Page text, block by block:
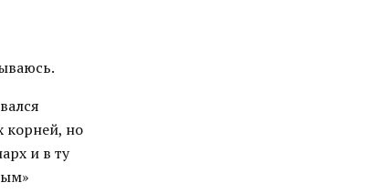
корней, но
и в ту